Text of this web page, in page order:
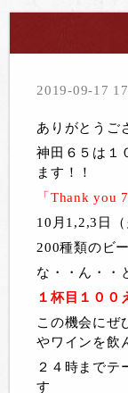
2019-09-17
ありがとうご
神田６５は１
ます！！
「Thank you
10月1,2,3日（
200種類のビ
な・・ん・・
１杯目１００
この機会にぜ
やワインを飲
２４時までテ
す